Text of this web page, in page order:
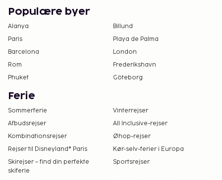
Populære byer
Alanya
Billund
Paris
Playa de Palma
Barcelona
London
Rom
Frederikshavn
Phuket
Göteborg
Ferie
Sommerferie
Vinterrejser
Afbudsrejser
All Inclusive-rejser
Kombinationsrejser
Øhop-rejser
Rejser til Disneyland® Paris
Kør-selv-ferier i Europa
Skirejser – find din perfekte
skiferie
Sportsrejser